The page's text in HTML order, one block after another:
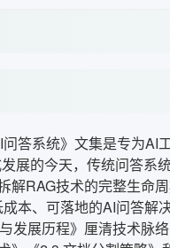
问答系统》文集是专为
展的今天，传统问答
解RAG技术的完整生
本、可落地的AI问答解
发展历程》厘清技术脉